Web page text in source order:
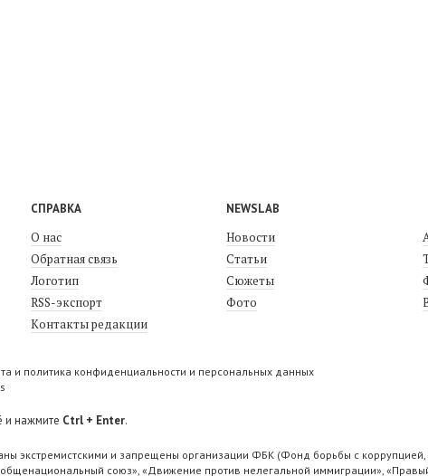
СПРАВКА
О нас
Обратная связь
Логотип
RSS-экспорт
Контакты редакции
NEWSLAB
Новости
Статьи
Сюжеты
Фото
и политика конфиденциальности и персональных данных
и нажмите Ctrl + Enter.
экстремистскими и запрещены организации ФБК (Фонд борьбы с
союз», «Движение против нелегальной иммиграции»,